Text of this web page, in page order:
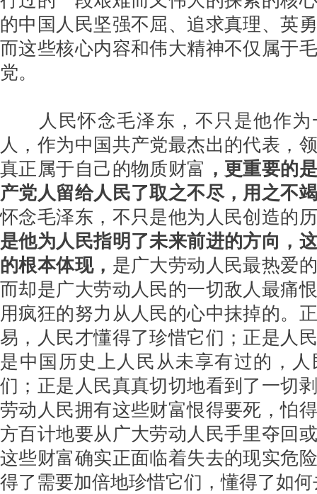
的中国人民坚强不屈、追求真理、英
而这些核心内容和伟大精神不仅属于
党。
人民怀念毛泽东，不只是他作为
人，作为中国共产党最杰出的代表，
真正属于自己的物质财富 ，更重要的
产党人留给人民了取之不尽，用之不
怀念毛泽东，不只是他为人民创造的
是他为人民指明了未来前进的方向，
的根本体现， 是广大劳动人民最热爱
而却是广大劳动人民的一切敌人最痛
用疯狂的努力从人民的心中抹掉的。
易，人民才懂得了珍惜它们；正是人
是中国历史上人民从未享有过的，
们；正是人民真真切切地看到了一切
劳动人民拥有这些财富恨得要死，怕
方百计地要从广大劳动人民手里夺回
这些财富确实正面临着失去的现实危
得了需要加倍地珍惜它们，懂得了如